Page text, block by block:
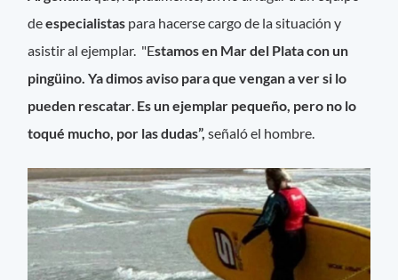
deespecialistas para hacerse cargo de la situación y
asistir al ejemplar. "Estamos en Mar del Plata con un
pingüino. Ya dimos aviso para que vengan a ver si lo
pueden rescatar. Es un ejemplar pequeño, pero no lo
toqué mucho, por las dudas”,señaló el hombre.